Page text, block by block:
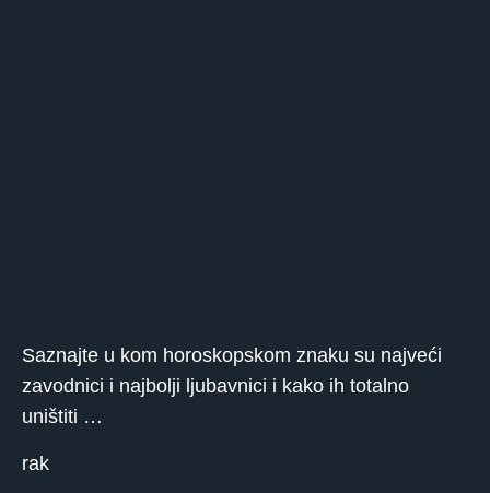
Saznajte u kom horoskopskom znaku su najveći
zavodnici i najbolji ljubavnici i kako ih totalno
uništiti …
rak